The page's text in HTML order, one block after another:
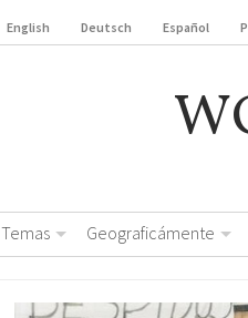
English Deutsch Español
Temas Geograficámente